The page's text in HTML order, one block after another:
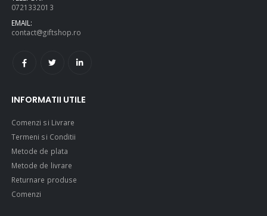
0721332013
EMAIL:
contact@giftshop.ro
INFORMATII UTILE
Comenzi si Livrare
Termeni si Conditii
Metode de plata
Metode de livrare
Returnare produse
Comenzi